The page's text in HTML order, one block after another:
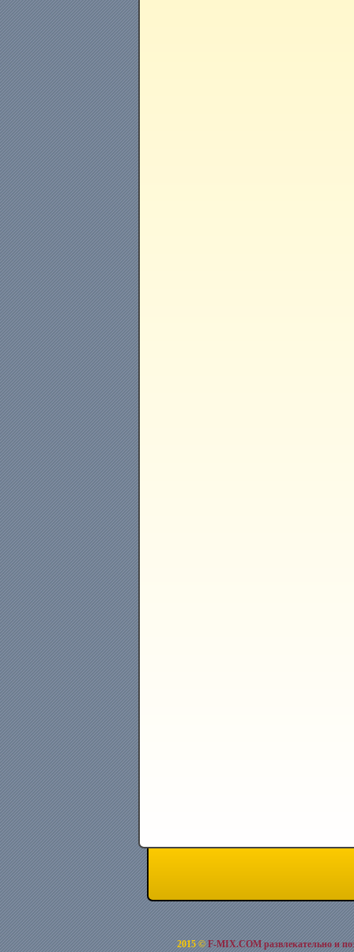
2015 ©F-MIX.COM развлекательно и